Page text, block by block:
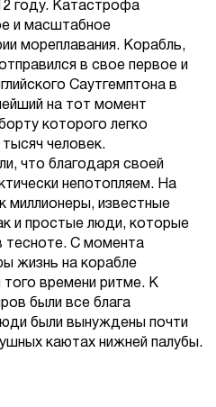
году. Катастрофа
и масштабное
мореплавания. Корабль,
в свое первое и
Саутгемптона в
на тот момент
которого легко
человек.
что благодаря своей
непотопляем. На
миллионеры, известные
и простые люди, которые
тесноте. С момента
жизнь на корабле
времени ритме. К
были все блага
были вынуждены почти
каютах нижней палубы.